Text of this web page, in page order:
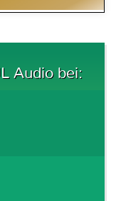
Audio bei: